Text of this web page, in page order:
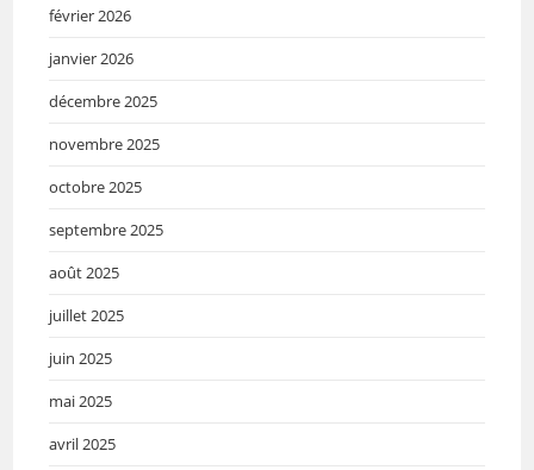
février 2026
janvier 2026
décembre 2025
novembre 2025
octobre 2025
septembre 2025
août 2025
juillet 2025
juin 2025
mai 2025
avril 2025